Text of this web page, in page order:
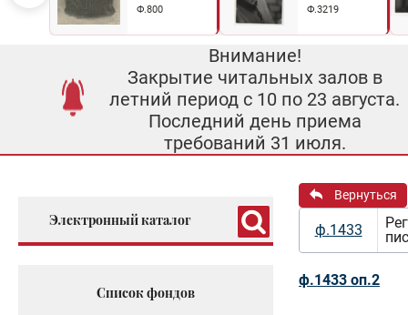
Ф.800 Ф.3219
Внимание!
Закрытие читальных залов в
летний период с 10 по 23 августа.
Последний день приема
требований 31 июля.
Электронный каталог
Список фондов
Вернуться
ф.1433
ф.1433 оп.2